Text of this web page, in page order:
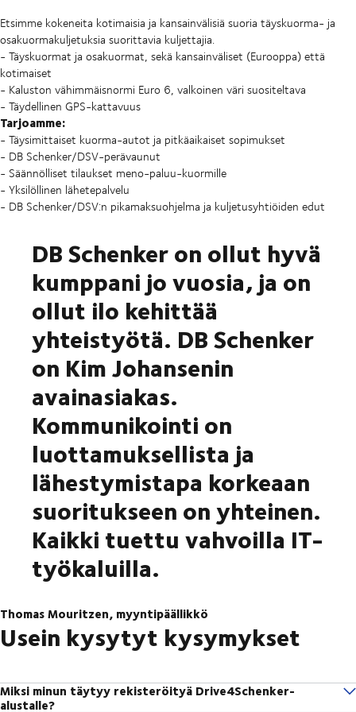
Etsimme kokeneita kotimaisia ja kansainvälisiä suoria täyskuorma- ja
osakuormakuljetuksia suorittavia kuljettajia.
- Täyskuormat ja osakuormat, sekä kansainväliset (Eurooppa) että
kotimaiset
- Kaluston vähimmäisnormi Euro 6, valkoinen väri suositeltava
- Täydellinen GPS-kattavuus
Tarjoamme:
- Täysimittaiset kuorma-autot ja pitkäaikaiset sopimukset
- DB Schenker/DSV-perävaunut
- Säännölliset tilaukset meno-paluu-kuormille
- Yksilöllinen lähetepalvelu
- DB Schenker/DSV:n pikamaksuohjelma ja kuljetusyhtiöiden edut
DB Schenker on ollut hyvä
kumppani jo vuosia, ja on
ollut ilo kehittää
yhteistyötä. DB Schenker
on Kim Johansenin
avainasiakas.
Kommunikointi on
luottamuksellista ja
lähestymistapa korkeaan
suoritukseen on yhteinen.
Kaikki tuettu vahvoilla IT-
työkaluilla.
Thomas Mouritzen, myyntipäällikkö
Usein kysytyt kysymykset
Miksi minun täytyy rekisteröityä Drive4Schenker-
alustalle?